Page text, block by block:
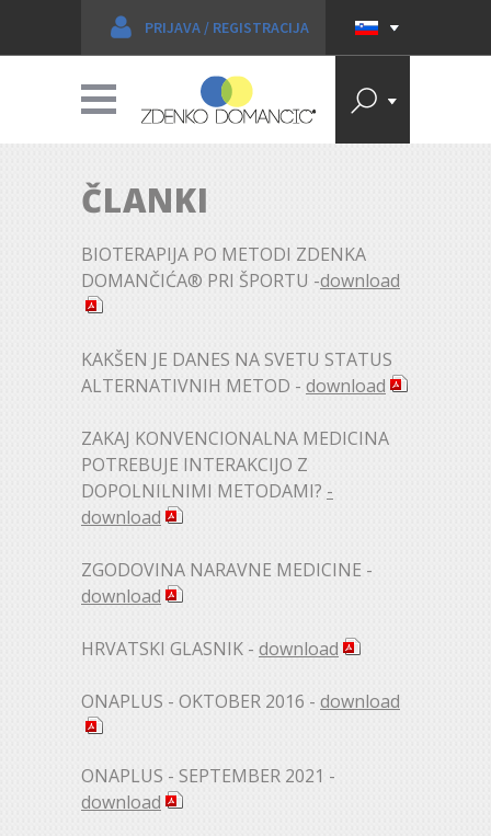
PRIJAVA / REGISTRACIJA
ČLANKI
BIOTERAPIJA PO METODI ZDENKA
DOMANČIĆA® PRI ŠPORTU -download
KAKŠEN JE DANES NA SVETU STATUS
ALTERNATIVNIH METOD - download
ZAKAJ KONVENCIONALNA MEDICINA
POTREBUJE INTERAKCIJO Z
DOPOLNILNIMI METODAMI? -
download
ZGODOVINA NARAVNE MEDICINE -
download
HRVATSKI GLASNIK - download
ONAPLUS - OKTOBER 2016 - download
ONAPLUS - SEPTEMBER 2021 -
download